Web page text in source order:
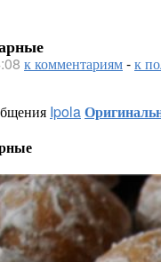
к комментариям-к
Ipola